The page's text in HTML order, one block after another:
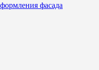
фасада